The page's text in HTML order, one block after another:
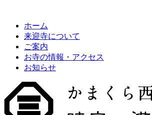
ホーム
来迎寺について
ご案内
お寺の情報・アクセス
お知らせ